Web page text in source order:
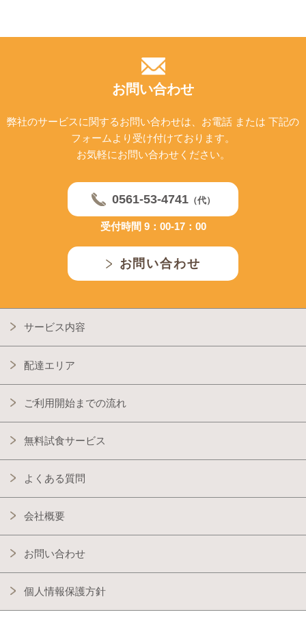
お問い合わせ
弊社のサービスに関するお問い合わせは、お電話 または 下記の
フォームより受け付けております。
お気軽にお問い合わせください。
0561-53-4741（代）
受付時間 9：00-17：00
お問い合わせ
サービス内容
配達エリア
ご利用開始までの流れ
無料試食サービス
よくある質問
会社概要
お問い合わせ
個人情報保護方針